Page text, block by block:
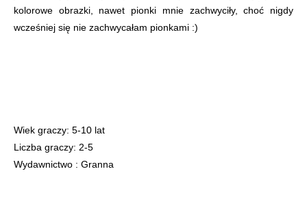
kolorowe obrazki, nawet pionki mnie zachwyciły, choć nigdy
wcześniej się nie zachwycałam pionkami :)
Wiek graczy: 5-10 lat
Liczba graczy: 2-5
Wydawnictwo : Granna